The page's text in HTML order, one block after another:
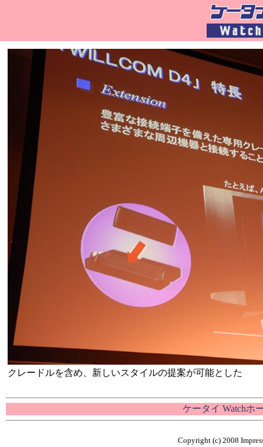
クレードルを含め、新しいスタイルの提案が可能とした
ケータイ Watchホ
Copyright (c) 2008